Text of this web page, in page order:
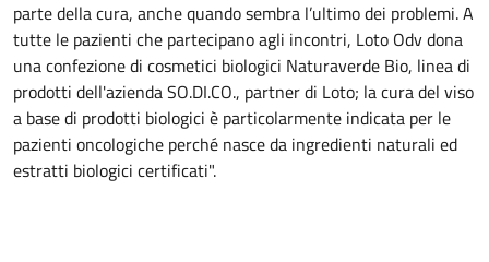
parte della cura, anche quando sembra l’ultimo dei problemi. A
tutte le pazienti che partecipano agli incontri, Loto Odv dona
una confezione di cosmetici biologici Naturaverde Bio, linea di
prodotti dell'azienda SO.DI.CO., partner di Loto; la cura del viso
a base di prodotti biologici è particolarmente indicata per le
pazienti oncologiche perché nasce da ingredienti naturali ed
estratti biologici certificati".